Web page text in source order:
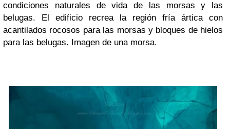
condiciones naturales de vida de las morsas y las
belugas. El edificio recrea la región fría ártica con
acantilados rocosos para las morsas y bloques de hielos
para las belugas. Imagen de una morsa.